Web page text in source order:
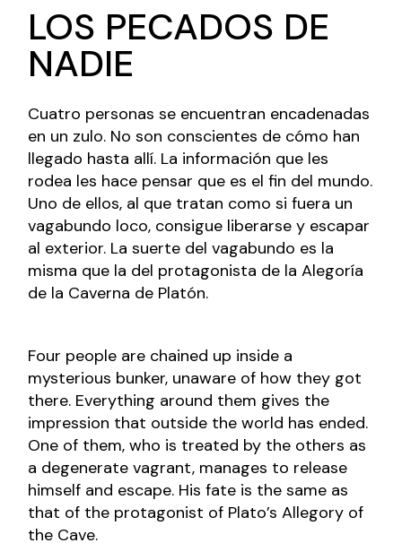
LOS PECADOS DE
NADIE
Cuatro personas se encuentran encadenadas
en un zulo. No son conscientes de cómo han
llegado hasta allí. La información que les
rodea les hace pensar que es el fin del mundo.
Uno de ellos, al que tratan como si fuera un
vagabundo loco, consigue liberarse y escapar
al exterior. La suerte del vagabundo es la
misma que la del protagonista de la Alegoría
de la Caverna de Platón.
Four people are chained up inside a
mysterious bunker, unaware of how they got
there. Everything around them gives the
impression that outside the world has ended.
One of them, who is treated by the others as
a degenerate vagrant, manages to release
himself and escape. His fate is the same as
that of the protagonist of Plato’s Allegory of
the Cave.